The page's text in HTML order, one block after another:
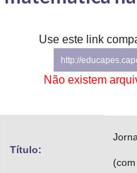
Secretaria-GeralUse este link
http://
Não existem
Título: